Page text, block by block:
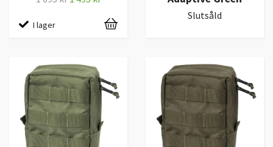
I lager
Slutsåld